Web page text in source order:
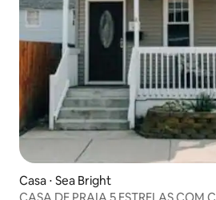
Casa ⋅ Sea Bright